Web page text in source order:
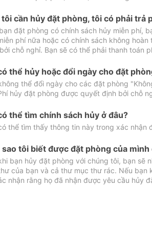
tôi cần hủy đặt phòng, tôi có phải trả
đặt phòng có chính sách hủy miễn phí,
phí nữa hoặc có chính sách không
chỗ nghỉ. Bạn sẽ có thể phải thanh toán
thể hủy hoặc đổi ngày cho đặt
thể đổi ngày cho các đặt phòng
hủy đặt phòng được quyết định bởi chỗ
thể tìm chính sách hủy ở đâu?
thể tìm thấy thông tin này trong xác nhận
sao tôi biết được đặt phòng của mình
bạn hủy đặt phòng với chúng tôi, bạn sẽ
của bạn và cả thư mục thư rác. Nếu bạn
nhận rằng họ đã nhận được yêu cầu hủy